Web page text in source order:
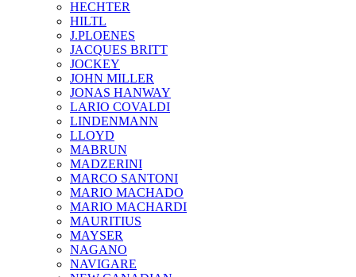
HECHTER
HILTL
J.PLOENES
JAСQUES BRITT
JOCKEY
JOHN MILLER
JONAS HANWAY
LARIO COVALDI
LINDENMANN
LLOYD
MABRUN
MADZERINI
MARCO SANTONI
MARIO MACHADO
MARIO MACHARDI
MAURITIUS
MAYSER
NAGANO
NAVIGARE